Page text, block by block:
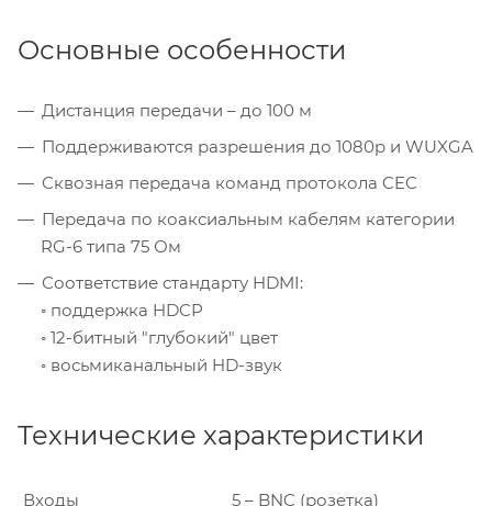
Основные особенности
Дистанция передачи – до 100 м
Поддерживаются разрешения до 1080p и WUXGA
Сквозная передача команд протокола CEC
Передача по коаксиальным кабелям категории
RG-6 типа 75 Ом
Соответствие стандарту HDMI:
◦ поддержка HDCP
◦ 12-битный "глубокий" цвет
◦ восьмиканальный HD-звук
Технические характеристики
Входы 5 – BNC (розетка)